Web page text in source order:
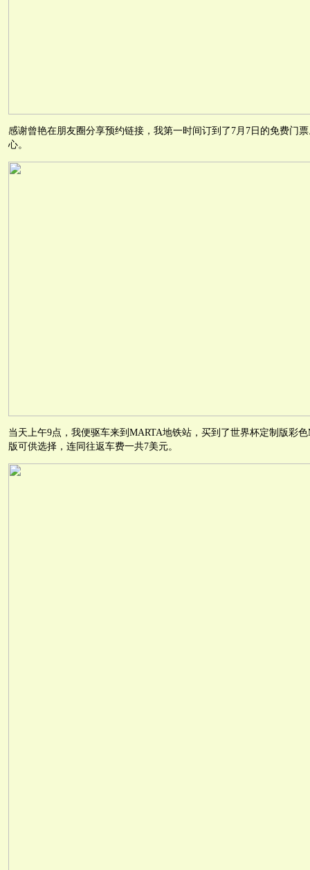
感谢曾艳在朋友圈分享预约链接，我第一时间订到了7月7日的免费门
心。
当天上午9点，我便驱车来到MARTA地铁站，买到了世界杯定制版彩
版可供选择，连同往返车费一共7美元。